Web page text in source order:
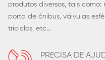
produtos diversos, tais
porta de ônibus, válvulas
triciclos, etc...
PRECISA DE